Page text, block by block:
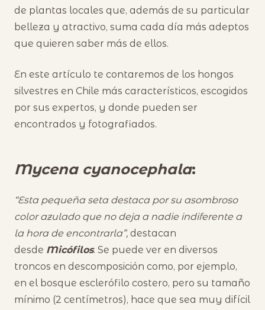
de plantas locales que, además de su particular
belleza y atractivo, suma cada día más adeptos
que quieren saber más de ellos.
En este artículo te contaremos de los hongos
silvestres en Chile más característicos, escogidos
por sus expertos, y donde pueden ser
encontrados y fotografiados.
Mycena cyanocephala:
“Esta pequeña seta destaca por su asombroso
color azulado que no deja a nadie indiferente a
la hora de encontrarla”, destacan
desde Micófilos. Se puede ver en diversos
troncos en descomposición como, por ejemplo,
en el bosque esclerófilo costero, pero su tamaño
mínimo (2 centímetros), hace que sea muy difícil